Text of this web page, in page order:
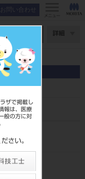
ザで掲載し
報は、医療
般の方に対
さい。
お問い合わせ
メニュー
詳細
型 7入 1SL
1SL
コード